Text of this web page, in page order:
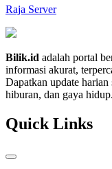
Raja Server
Bilik.id adalah portal
informasi akurat,
Dapatkan update
hiburan, dan gaya hidup.
Quick Links